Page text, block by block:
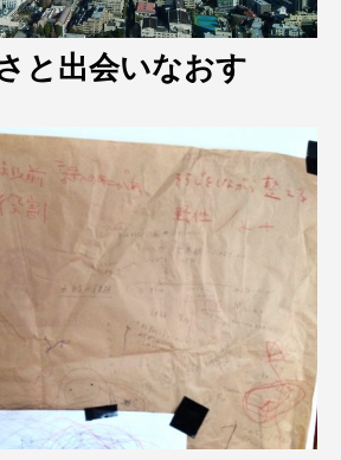
と出会いなおす